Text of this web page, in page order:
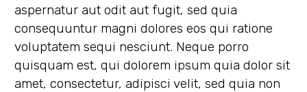
aspernatur aut odit aut fugit, sed quia
consequuntur magni dolores eos qui ratione
voluptatem sequi nesciunt. Neque porro
quisquam est, qui dolorem ipsum quia dolor sit
amet, consectetur, adipisci velit, sed quia non